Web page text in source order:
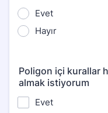
Evet
Hayır
Poligon içi kurallar
almak istiyorum
Evet